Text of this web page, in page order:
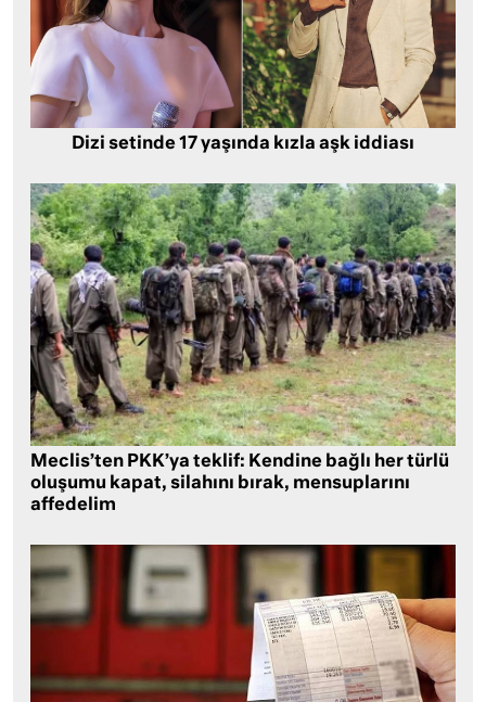
Dizi setinde 17 yaşında kızla aşk iddiası
Meclis’ten PKK’ya teklif: Kendine bağlı her türlü
oluşumu kapat, silahını bırak, mensuplarını
affedelim